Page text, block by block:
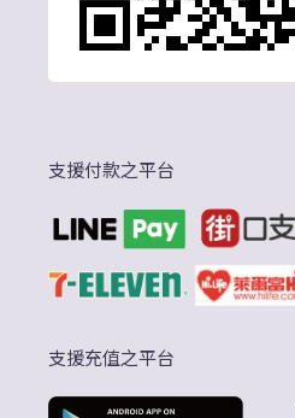
支援付款之平台
支援充值之平台